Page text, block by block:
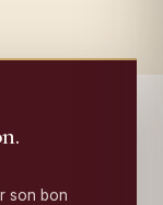
son bon